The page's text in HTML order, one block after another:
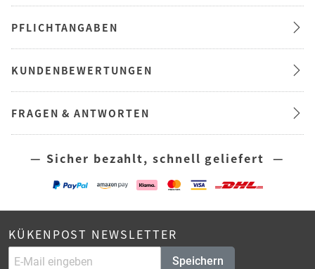
PFLICHTANGABEN
KUNDENBEWERTUNGEN
FRAGEN & ANTWORTEN
— Sicher bezahlt, schnell geliefert —
KÜKENPOST NEWSLETTER
Speichern